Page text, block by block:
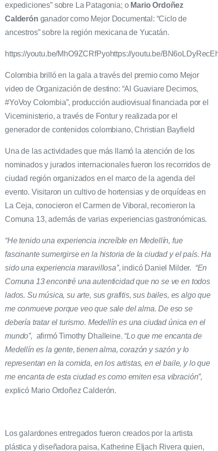
expediciones” sobre La Patagonia; o Mario Ordoñez
Calderón ganador como Mejor Documental: “Ciclo de
ancestros” sobre la región mexicana de Yucatán.
https://youtu.be/MhO9ZCRfPyohttps://youtu.be/
Colombia brilló en la gala a través del premio como Mejor
video de Organización de destino: “Al Guaviare Decimos,
#YoVoy Colombia”, producción audiovisual financiada por el
Viceministerio, a través de Fontur y realizada por el
generador de contenidos colombiano, Christian Bayfield
Una de las actividades que más llamó la atención de los
nominados y jurados internacionales fueron los recorridos de
ciudad región organizados en el marco de la agenda del
evento. Visitaron un cultivo de hortensias y de orquídeas en
La Ceja, conocieron el Carmen de Viboral, recorrieron la
Comuna 13, además de varias experiencias gastronómicas.
“He tenido una experiencia increíble en Medellín, fue
fascinante sumergirse en la historia de la ciudad y el país. Ha
sido una experiencia maravillosa”, indicó Daniel Milder. “En
Comuna 13 encontré una autenticidad que no se ve en todos
lados. Su música, su arte, sus grafitis, sus bailes, es algo que
me conmueve porque veo que sale del alma. De eso se
debería tratar el turismo. Medellín es una ciudad única en el
mundo”, afirmó Timothy Dhalleine. “Lo que me encanta de
Medellín es la gente, tienen alma, corazón y sazón y lo
representan en la comida, en los artistas, en el baile, y lo que
me encanta de esta ciudad es como emiten esa vibración”,
explicó Mario Ordoñez Calderón.
Los galardones entregados fueron creados por la artista
plástica y diseñadora paisa, Katherine Eljach Rivera quien,